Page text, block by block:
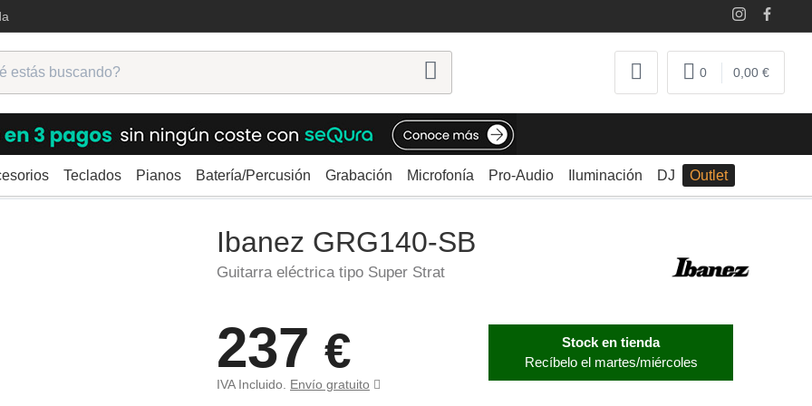
0 0,00 €
Teclados Pianos Batería/Percusión Grabación Microfonía Pro-Audio Iluminación DJ Outlet
Super Strato Ibanez GRG140-SB
Ibanez GRG140-SB
Guitarra eléctrica tipo Super Strat
237 €
IVA Incluido. Envío gratuito
Stock en tienda
Recíbelo el martes/miércoles